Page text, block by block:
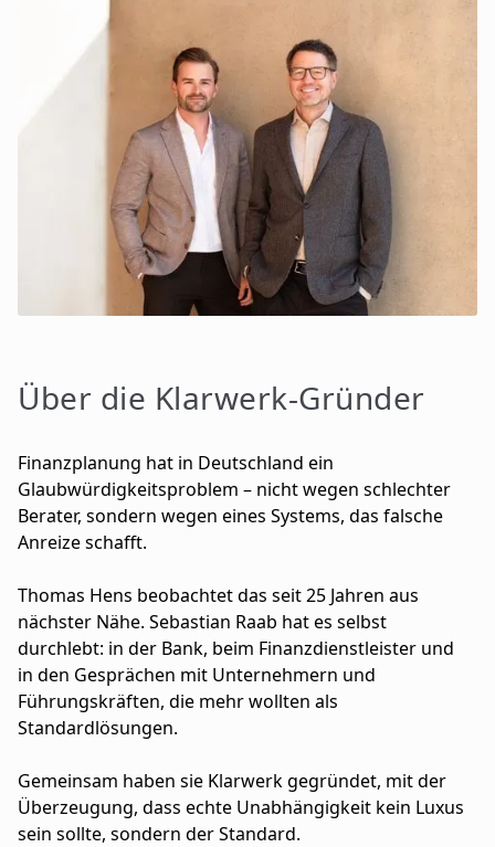
Über die Klarwerk-Gründer
Finanzplanung hat in Deutschland ein
Glaubwürdigkeitsproblem – nicht wegen schlechter
Berater, sondern wegen eines Systems, das falsche
Anreize schafft.
Thomas Hens beobachtet das seit 25 Jahren aus
nächster Nähe. Sebastian Raab hat es selbst
durchlebt: in der Bank, beim Finanzdienstleister und
in den Gesprächen mit Unternehmern und
Führungskräften, die mehr wollten als
Standardlösungen.
Gemeinsam haben sie Klarwerk gegründet, mit der
Überzeugung, dass echte Unabhängigkeit kein Luxus
sein sollte, sondern der Standard.